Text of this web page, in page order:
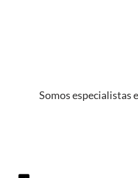
Somos especialistas